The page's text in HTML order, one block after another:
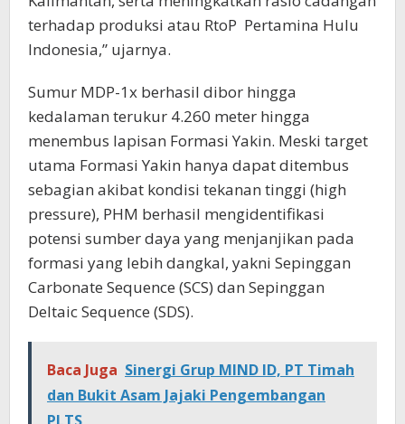
terhadap produksi atau RtoP Pertamina Hulu
Indonesia,” ujarnya.
Sumur MDP-1x berhasil dibor hingga
kedalaman terukur 4.260 meter hingga
menembus lapisan Formasi Yakin. Meski target
utama Formasi Yakin hanya dapat ditembus
sebagian akibat kondisi tekanan tinggi (high
pressure), PHM berhasil mengidentifikasi
potensi sumber daya yang menjanjikan pada
formasi yang lebih dangkal, yakni Sepinggan
Carbonate Sequence (SCS) dan Sepinggan
Deltaic Sequence (SDS).
Baca Juga Sinergi Grup MIND ID, PT Timah
dan Bukit Asam Jajaki Pengembangan